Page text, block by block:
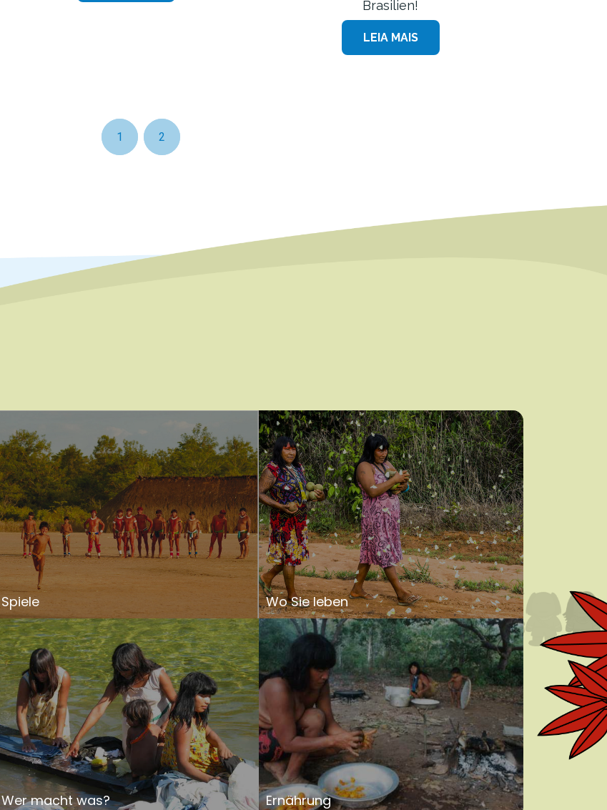
Brasilien!
LEIA MAIS
Aktuelle
Seite
1 Page
2
Spiele Wo Sie leben
Wer macht was? Ernährung